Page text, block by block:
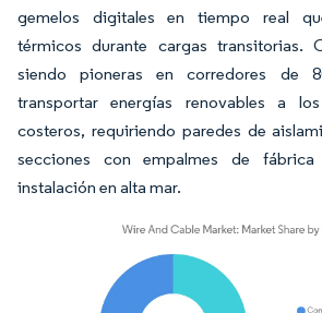
gemelos digitales en tiempo real
térmicos durante cargas transitorias.
siendo pioneras en corredores de
transportar energías renovables a
costeros, requiriendo paredes de
secciones con empalmes de
instalación en alta mar.